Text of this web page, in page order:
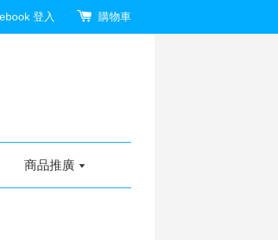
登入 購物車
商品推廣